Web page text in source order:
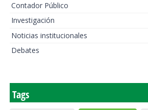
Contador Público
Investigación
Noticias institucionales
Debates
Tags